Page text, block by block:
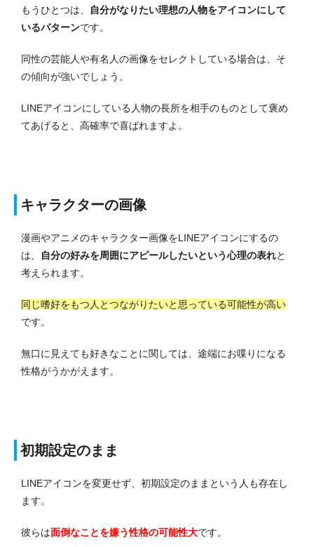
もうひとつは、
自分がなりたい理想の人物をアイコンにして
いるパターンです。
同性の芸能人や有名人の画像をセレクトしている場合は、そ
の傾向が強いでしょう。
LINEアイコンにしている人物の長所を相手のものとして褒め
てあげると、高確率で喜ばれますよ。
キャラクターの画像
漫画やアニメのキャラクター画像をLINEアイコンにするの
は、
自分の好みを周囲にアピールしたいという心理の表れと
考えられます。
同じ嗜好をもつ人とつながりたいと思っている可能性が高い
です。
無口に見えても好きなことに関しては、途端にお喋りになる
性格がうかがえます。
初期設定のまま
LINEアイコンを変更せず、初期設定のままという人も存在し
ます。
彼らは面倒なことを嫌う性格の可能性大です。